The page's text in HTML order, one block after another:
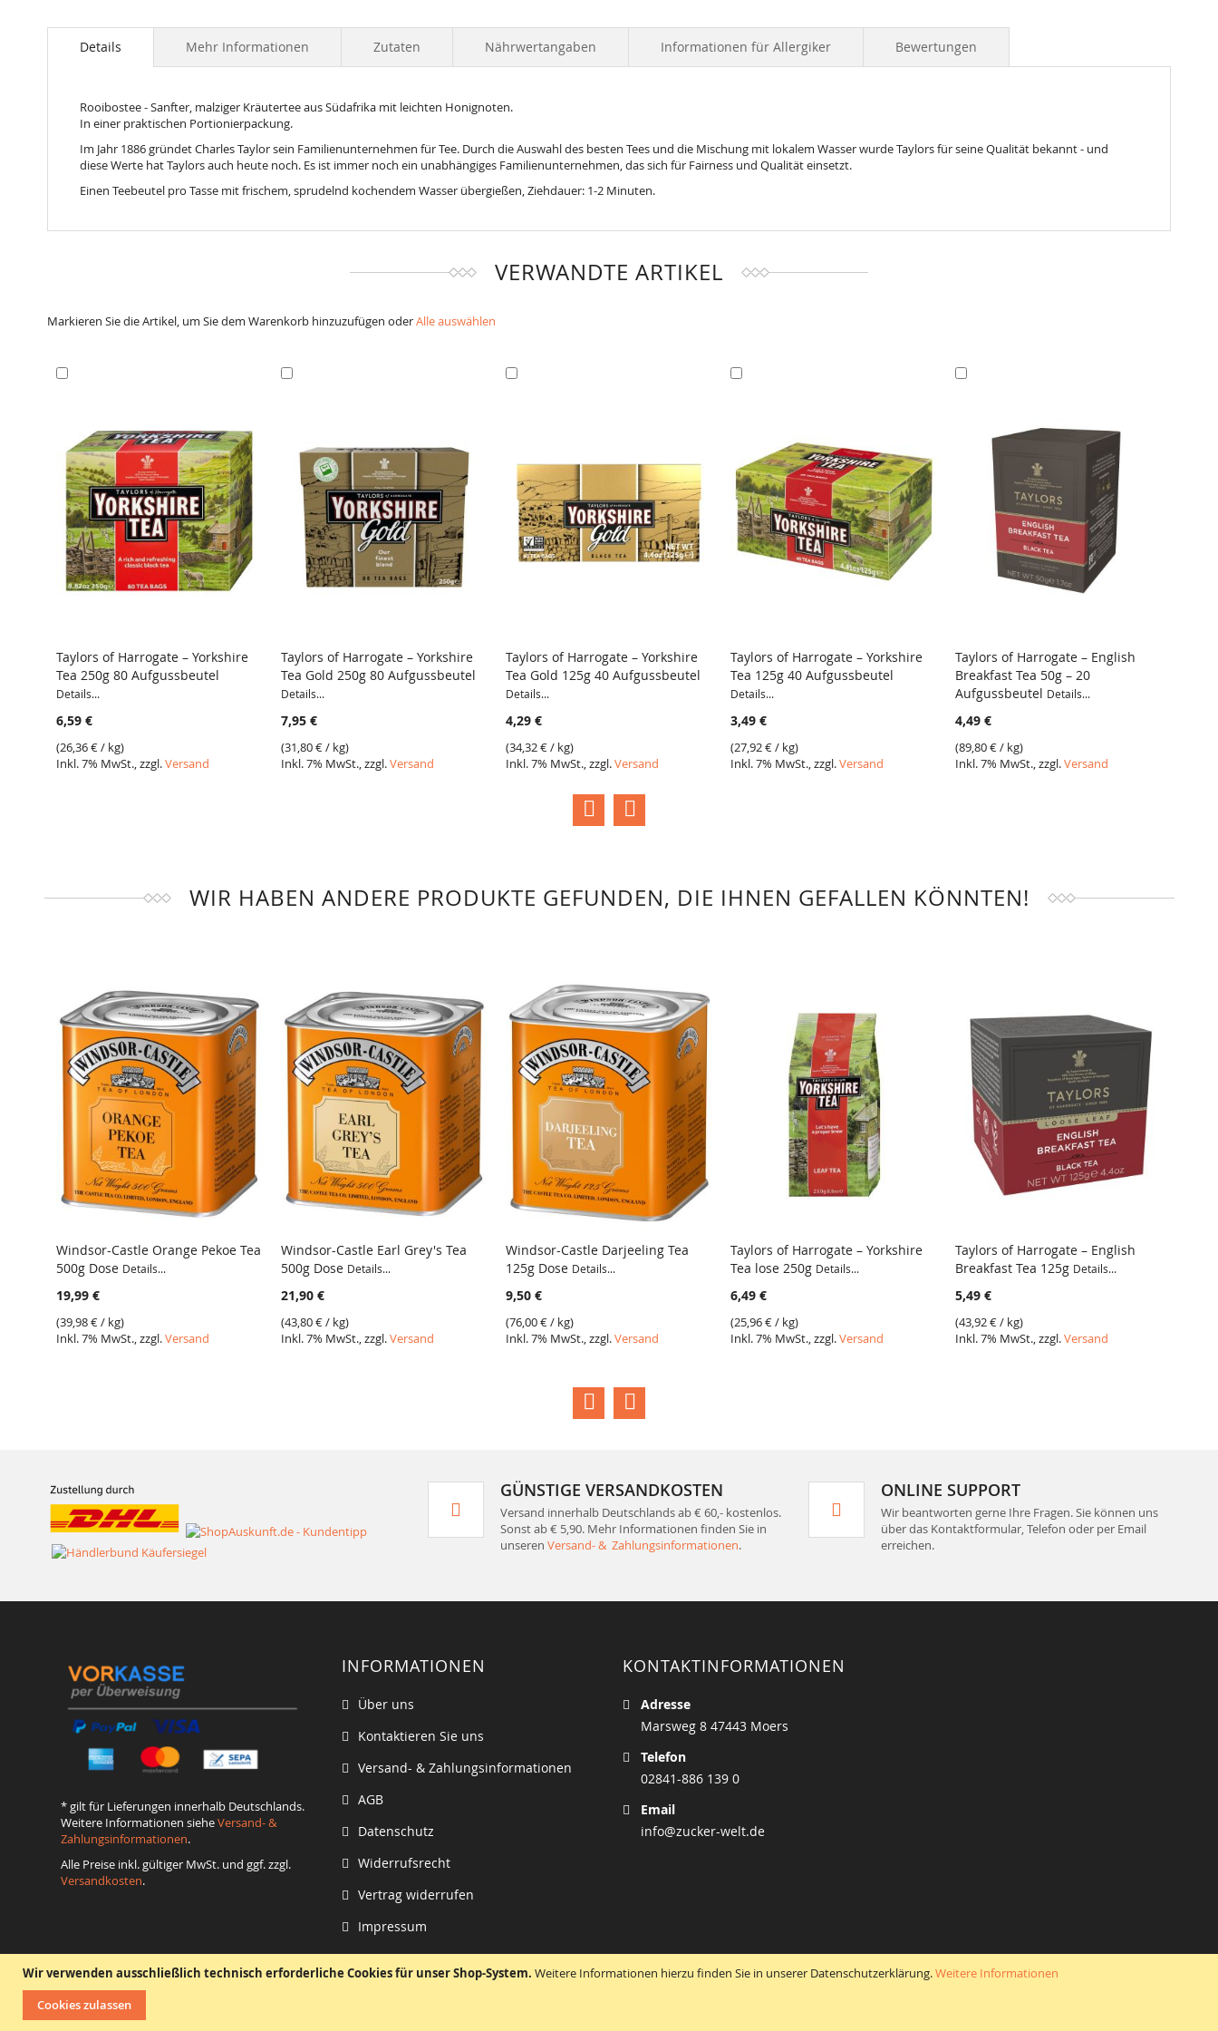
Wir verwenden ausschließlich technisch erforderliche Cookies für unser Shop-System. Weitere Informationen hierzu finden Sie in unserer Datenschutzerklärung.Weitere Informationen
Cookies zulassen
to
images
gallery
Details
Rooibostee - Sanfter, malziger Kräutertee aus Südafrika mit leichten Honignoten.
In einer praktischen Portionierpackung.
Im Jahr 1886 gründet Charles Taylor sein Familienunternehmen für Tee. Durch die Auswahl des besten Tees und die Mischung mit lokalem Wasser wurde Taylors für seine Qualität bekannt - und
diese Werte hat Taylors auch heute noch. Es ist immer noch ein unabhängiges Familienunternehmen, das sich für Fairness und Qualität einsetzt.
Einen Teebeutel pro Tasse mit frischem, sprudelnd kochendem Wasser übergießen, Ziehdauer: 1-2 Minuten.
Mehr Informationen Zutaten Nährwertangaben Informationen für Allergiker Bewertungen
VERWANDTE ARTIKEL
Markieren Sie die Artikel, um Sie dem Warenkorb hinzuzufügen oderAlle auswählen
VERGLEICH
Taylors of Harrogate – Yorkshire
Tea 250g 80 Aufgussbeutel
Details...
6,59 €
(26,36 €/ kg)
Inkl. 7% MwSt., zzgl.Versand
VERGLEICH
Taylors of Harrogate – Yorkshire
Tea Gold 250g 80 Aufgussbeutel
Details...
7,95 €
(31,80 €/ kg)
Inkl. 7% MwSt., zzgl.Versand
VERGLEICH
Taylors of Harrogate – Yorkshire
Tea Gold 125g 40 Aufgussbeutel
Details...
4,29 €
(34,32 €/ kg)
Inkl. 7% MwSt., zzgl.Versand
VERGLEICH
Taylors of Harrogate – Yorkshire
Tea 125g 40 Aufgussbeutel
Details...
3,49 €
(27,92 €/ kg)
Inkl. 7% MwSt., zzgl.Versand
VERGLEICH
Taylors of Harrogate – English
Breakfast Tea 50g – 20
Aufgussbeutel Details...
4,49 €
(89,80 €/ kg)
Inkl. 7% MwSt., zzgl.Versand
WIR HABEN ANDERE PRODUKTE GEFUNDEN, DIE IHNEN GEFALLEN KÖNNTEN!
Windsor-Castle Orange Pekoe Tea
500g Dose Details...
19,99 €
(39,98 €/ kg)
Inkl. 7% MwSt., zzgl.Versand
Windsor-Castle Earl Grey's Tea
500g Dose Details...
21,90 €
(43,80 €/ kg)
Inkl. 7% MwSt., zzgl.Versand
Windsor-Castle Darjeeling Tea
125g Dose Details...
9,50 €
(76,00 €/ kg)
Inkl. 7% MwSt., zzgl.Versand
Taylors of Harrogate – Yorkshire
Tea lose 250g Details...
6,49 €
(25,96 €/ kg)
Inkl. 7% MwSt., zzgl.Versand
Taylors of Harrogate – English
Breakfast Tea 125g Details...
5,49 €
(43,92 €/ kg)
Inkl. 7% MwSt., zzgl.Versand
GÜNSTIGE VERSANDKOSTEN
Versand innerhalb Deutschlands ab € 60,- kostenlos.
Sonst ab € 5,90. Mehr Informationen finden Sie in
unseren Versand- & Zahlungsinformationen.
ONLINE SUPPORT
Wir beantworten gerne Ihre Fragen. Sie können uns
über das Kontaktformular, Telefon oder per Email
erreichen.
* gilt für Lieferungen innerhalb Deutschlands.
Weitere Informationen sieheVersand- &
Zahlungsinformationen.
Alle Preise inkl. gültiger MwSt. und ggf. zzgl.
Versandkosten.
INFORMATIONEN
Über uns
Kontaktieren Sie uns
Versand- & Zahlungsinformationen
AGB
Datenschutz
Widerrufsrecht
Vertrag widerrufen
Impressum
KONTAKTINFORMATIONEN
Adresse
Marsweg 8 47443 Moers
Telefon
02841-886 139 0
Email
info@zucker-welt.de